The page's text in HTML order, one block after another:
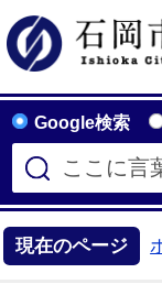
Google検索
現在のページ